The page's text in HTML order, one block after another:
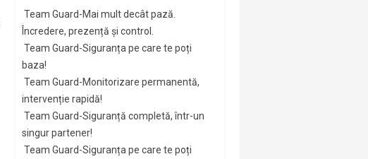
Team Guard-Mai mult decât pază.
Încredere, prezență și control.
Team Guard-Siguranța pe care te poți
baza!
Team Guard-Monitorizare permanentă,
intervenție rapidă!
Team Guard-Siguranță completă, într-un
singur partener!
Team Guard-Siguranța pe care te poți